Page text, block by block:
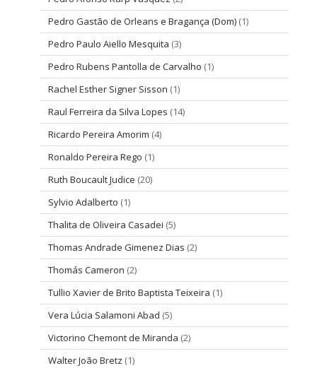
Pedro Gastão de Orleans e Bragança (Dom) (1)
Pedro Paulo Aiello Mesquita (3)
Pedro Rubens Pantolla de Carvalho (1)
Rachel Esther Signer Sisson (1)
Raul Ferreira da Silva Lopes (14)
Ricardo Pereira Amorim (4)
Ronaldo Pereira Rego (1)
Ruth Boucault Judice (20)
Sylvio Adalberto (1)
Thalita de Oliveira Casadei (5)
Thomas Andrade Gimenez Dias (2)
Thomás Cameron (2)
Tullio Xavier de Brito Baptista Teixeira (1)
Vera Lúcia Salamoni Abad (5)
Victorino Chemont de Miranda (2)
Walter João Bretz (1)